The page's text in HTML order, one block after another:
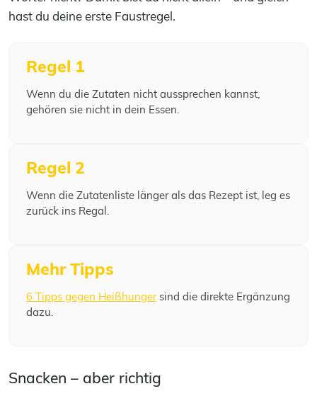
hast du deine erste Faustregel.
Regel 1
Wenn du die Zutaten nicht aussprechen kannst,
gehören sie nicht in dein Essen.
Regel 2
Wenn die Zutatenliste länger als das Rezept ist, leg es
zurück ins Regal.
Mehr Tipps
6 Tipps gegen Heißhungersind die direkte Ergänzung
dazu.
Snacken – aber richtig